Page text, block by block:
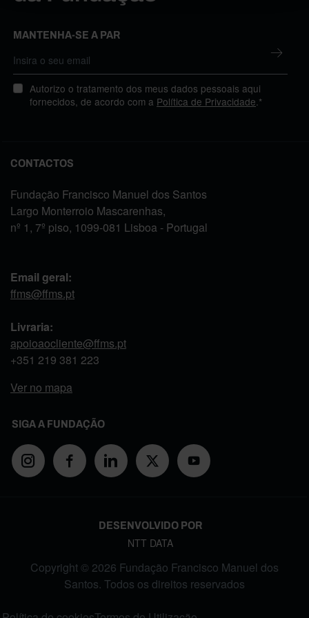
MANTENHA-SE A PAR
Autorizo o tratamento dos meus dados pessoais aqui
fornecidos, de acordo com a Política de Privacidade .*
CONTACTOS
Fundação Francisco Manuel dos Santos
Largo Monterroio Mascarenhas,
nº 1, 7º piso, 1099-081 Lisboa - Portugal
Email geral:
ffms@ffms.pt
Livraria:
apoioaocliente@ffms.pt
+351 219 381 223
Ver no mapa
SIGA A FUNDAÇÃO
DESENVOLVIDO POR
NTT DATA
Copyright © 2026 Fundação Francisco Manuel dos
Santos. Todos os direitos reservados